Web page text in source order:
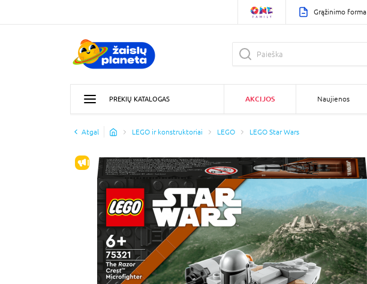
Grąžinimo forma
PREKIŲ KATALOGAS AKCIJOS Naujienos
Atgal LEGO ir konstruktoriai LEGO LEGO Star Wars
IŠPARDAVIMAS